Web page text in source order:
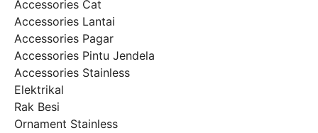
Accessories Cat
Accessories Lantai
Accessories Pagar
Accessories Pintu Jendela
Accessories Stainless
Elektrikal
Rak Besi
Ornament Stainless